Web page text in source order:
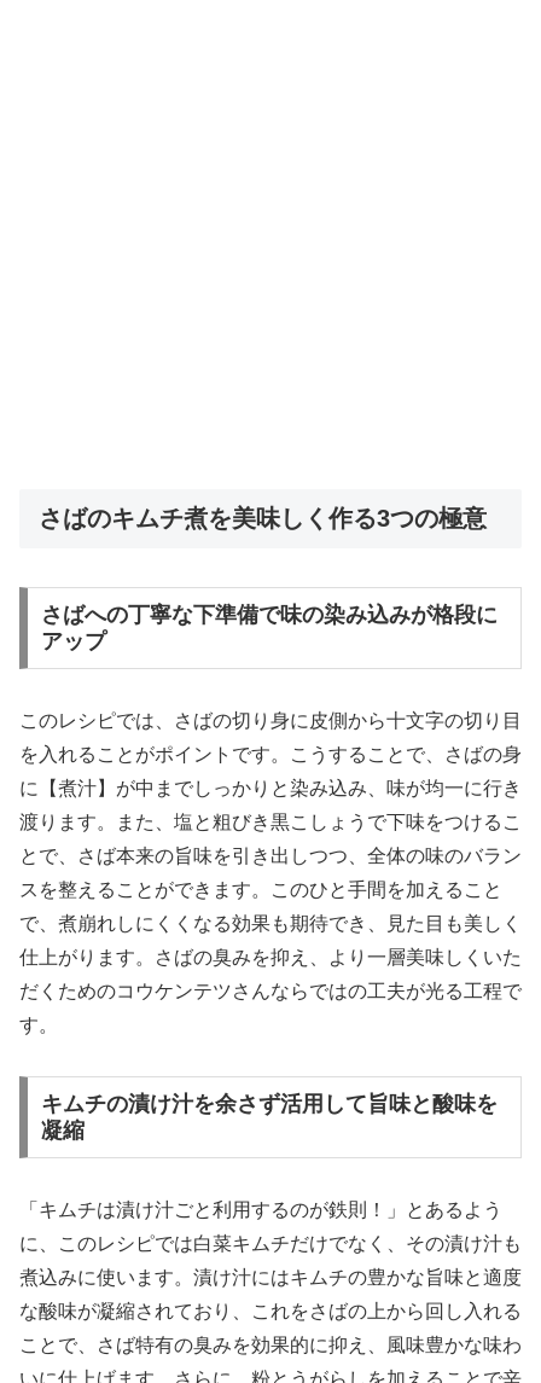
さばのキムチ煮を美味しく作る3つの極意
さばへの丁寧な下準備で味の染み込みが格段に
アップ
このレシピでは、さばの切り身に皮側から十文字の切り目
を入れることがポイントです。こうすることで、さばの身
に【煮汁】が中までしっかりと染み込み、味が均一に行き
渡ります。また、塩と粗びき黒こしょうで下味をつけるこ
とで、さば本来の旨味を引き出しつつ、全体の味のバラン
スを整えることができます。このひと手間を加えること
で、煮崩れしにくくなる効果も期待でき、見た目も美しく
仕上がります。さばの臭みを抑え、より一層美味しくいた
だくためのコウケンテツさんならではの工夫が光る工程で
す。
キムチの漬け汁を余さず活用して旨味と酸味を
凝縮
「キムチは漬け汁ごと利用するのが鉄則！」とあるよう
に、このレシピでは白菜キムチだけでなく、その漬け汁も
煮込みに使います。漬け汁にはキムチの豊かな旨味と適度
な酸味が凝縮されており、これをさばの上から回し入れる
ことで、さば特有の臭みを効果的に抑え、風味豊かな味わ